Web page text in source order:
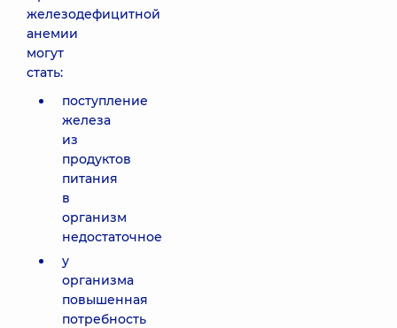
железодефицитной
анемии
могут
стать:
поступление
железа
из
продуктов
питания
в
организм
недостаточное
у
организма
повышенная
потребность